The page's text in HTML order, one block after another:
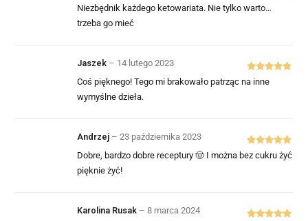
Oceniono
Niezbędnik każdego ketowariata. Nie tylko warto…
trzeba go mieć
Oceniono
Jaszek – 14 lutego 2023
Coś pięknego! Tego mi brakowało patrząc na inne
wymyślne dzieła.
Oceniono5
Andrzej – 23 października 2023
Dobre, bardzo dobre receptury 🤠 I można bez cukru żyć
pięknie żyć!
Karolina Rusak – 8 marca 2024